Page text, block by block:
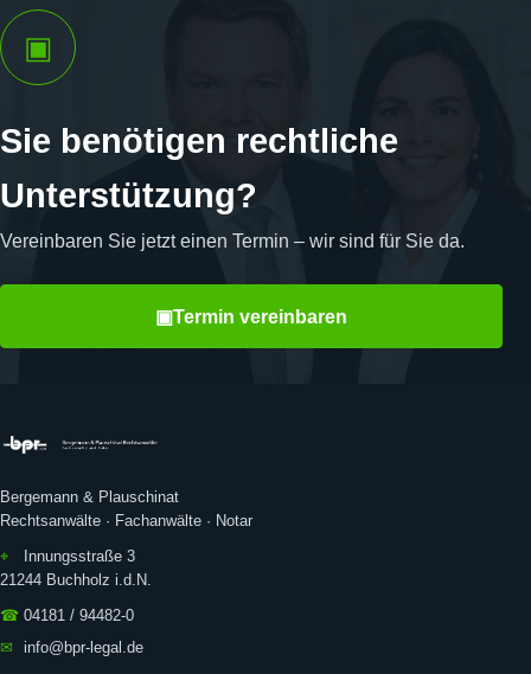
▣
Sie benötigen rechtliche
Unterstützung?
Vereinbaren Sie jetzt einen Termin – wir sind für Sie da.
▣Termin vereinbaren
Bergemann & Plauschinat
Rechtsanwälte · Fachanwälte · Notar
⌖
Innungsstraße 3
21244 Buchholz i.d.N.
☎ 04181 / 94482-0
✉
info@bpr-legal.de